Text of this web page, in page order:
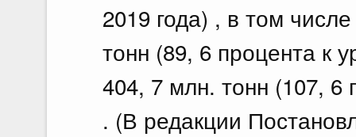
2019 года) , в том
тонн (89, 6 процента к
404, 7 млн. тонн (107, 6
. (В редакции